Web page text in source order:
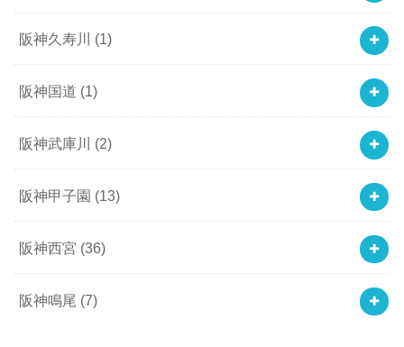
阪神久寿川 (1)
阪神国道 (1)
阪神武庫川 (2)
阪神甲子園 (13)
阪神西宮 (36)
阪神鳴尾 (7)